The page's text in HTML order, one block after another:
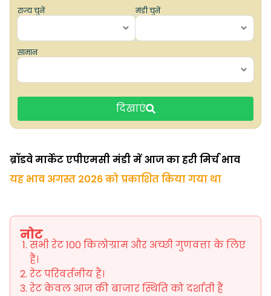
राज्य चुनें मंडी चुनें
सामान
दिखाएं
ब्रॉडवे मार्केट एपीएमसी मंडी में आज का हरी मिर्च भाव
यह भाव अगस्त 2026 को प्रकाशित किया गया था
नोट
सभी रेट 100 किलोग्राम और अच्छी गुणवत्ता के लिए
हैं।
रेट परिवर्तनीय हैं।
रेट केवल आज की बाजार स्थिति को दर्शाती हैं